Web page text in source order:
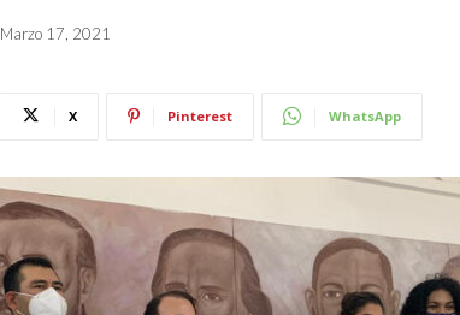
Marzo 17, 2021
X Pinterest WhatsApp